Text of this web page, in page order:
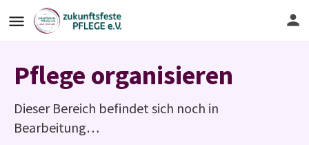
Pflege organisieren
Dieser Bereich befindet sich noch in
Bearbeitung…